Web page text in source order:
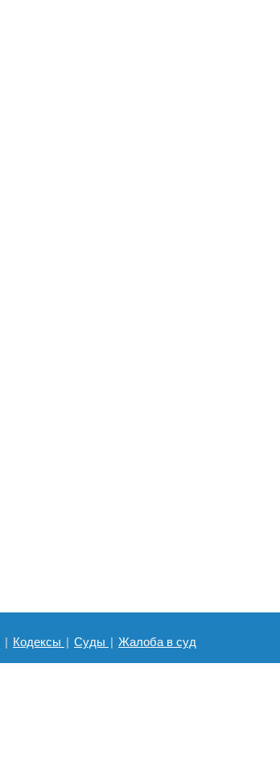
| Кодексы | Суды | Жалоба в суд